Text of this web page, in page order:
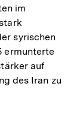
im
syrischen
ermunterte
auf
des Iran zu